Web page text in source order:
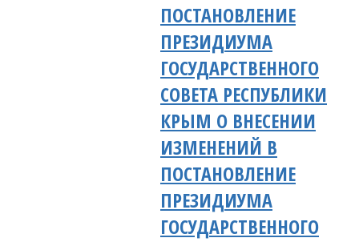
ПОСТАНОВЛЕНИЕ
ПРЕЗИДИУМА
ГОСУДАРСТВЕННОГО
СОВЕТА РЕСПУБЛИКИ
КРЫМ О ВНЕСЕНИИ
ИЗМЕНЕНИЙ В
ПОСТАНОВЛЕНИЕ
ПРЕЗИДИУМА
ГОСУДАРСТВЕННОГО